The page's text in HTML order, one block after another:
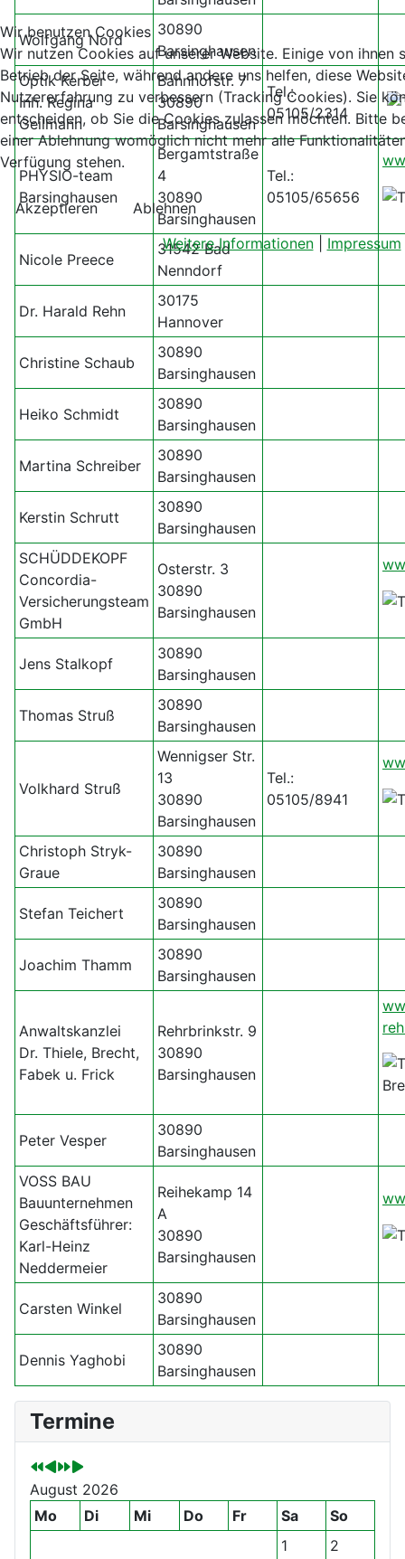
Wolfgang Nord
30890
Barsinghausen
Optik Kerber
Inh. Regina
Geilmann
Bahnhofstr. 7
30890
Barsinghausen
Tel.:
05105/2314
PHYSIO-team
Barsinghausen
Bergamtstraße
4
30890
Barsinghausen
Tel.:
05105/65656
Nicole Preece
31542 Bad
Nenndorf
Dr. Harald Rehn
30175
Hannover
Christine Schaub
30890
Barsinghausen
Heiko Schmidt
30890
Barsinghausen
Martina Schreiber
30890
Barsinghausen
Kerstin Schrutt
30890
Barsinghausen
SCHÜDDEKOPF
Concordia-
Versicherungsteam
GmbH
Osterstr. 3
30890
Barsinghausen
Jens Stalkopf
30890
Barsinghausen
Thomas Struß
30890
Barsinghausen
Volkhard Struß
Wennigser Str.
13
30890
Barsinghausen
Tel.:
05105/8941
Christoph Stryk-
Graue
30890
Barsinghausen
Stefan Teichert
30890
Barsinghausen
Joachim Thamm
30890
Barsinghausen
Anwaltskanzlei
Dr. Thiele, Brecht,
Fabek u. Frick
Rehrbrinkstr. 9
30890
Barsinghausen
Peter Vesper
30890
Barsinghausen
VOSS BAU
Bauunternehmen
Geschäftsführer:
Karl-Heinz
Neddermeier
Reihekamp 14
A
30890
Barsinghausen
Carsten Winkel
30890
Barsinghausen
Dennis Yaghobi
30890
Barsinghausen
Termine
V
o
r
h
e
i
V
o
r
h
e
r
i
N
ä
c
h
s
e
N
ä
c
h
s
e
August 2026
Mo
Di Mi Do Fr Sa
So
1
2
Wir benutzen Cookies
Wir nutzen Cookies auf unserer Website. Einige von ihnen
Betrieb der Seite, während andere uns helfen, diese
Nutzererfahrung zu verbessern (Tracking Cookies). Sie
entscheiden, ob Sie die Cookies zulassen möchten. Bitte
einer Ablehnung womöglich nicht mehr alle
Verfügung stehen.
Akzeptieren
Ablehnen
Weitere Informationen| Impressum